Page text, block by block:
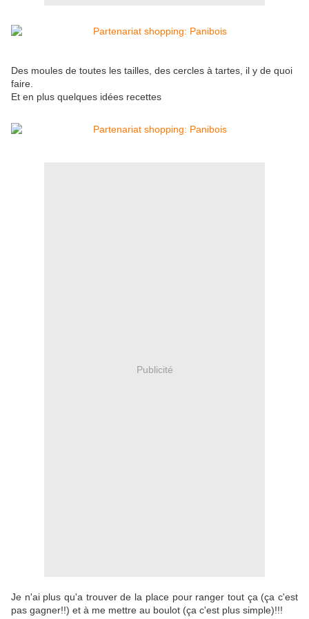
Des moules de toutes les tailles, des cercles à tartes, il y de quoi
faire.
Et en plus quelques idées recettes
Publicité
Je n'ai plus qu'a trouver de la place pour ranger tout ça (ça c'est
pas gagner!!) et à me mettre au boulot (ça c'est plus simple)!!!